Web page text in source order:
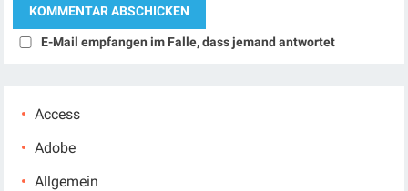
E-Mail empfangen im Falle, dass jemand antwortet
Access
Adobe
Allgemein